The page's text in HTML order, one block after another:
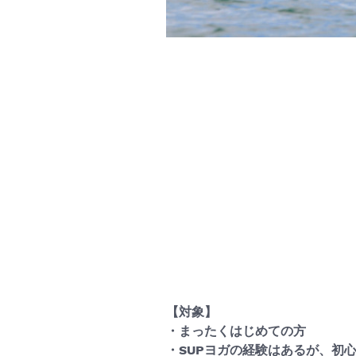
【対象】
・まったくはじめての方
・SUPヨガの経験はあるが、初